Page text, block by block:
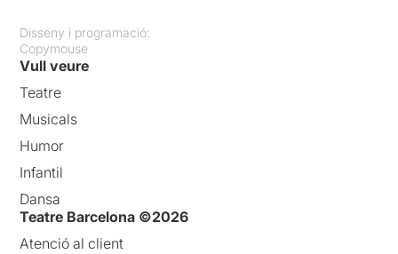
Disseny i programació:
Copymouse
Vull veure
Teatre
Musicals
Humor
Infantil
Dansa
Teatre Barcelona ©2026
Atenció al client